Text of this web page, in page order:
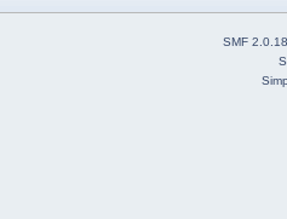
SMF 2.0.18